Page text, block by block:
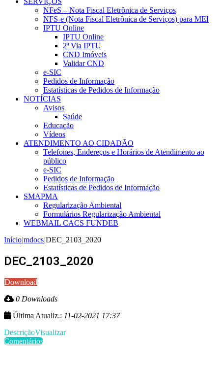
NFeS – Nota Fiscal Eletrônica de Serviços
NFS-e (Nota Fiscal Eletrônica de Serviços) para MEI
IPTU Online
IPTU Online
2ª Via IPTU
CND Imóveis
Validar CND
e-SIC
Pedidos de Informação
Estatísticas de Pedidos de Informação
NOTÍCIAS
Avisos
Saúde
Educação
Vídeos
ATENDIMENTO AO CIDADÃO
Telefones, Endereços e Horários de Atendimento ao
público
e-SIC
Pedidos de Informação
Estatísticas de Pedidos de Informação
SMAPMA
Regularização Ambiental
Formulários Regularização Ambiental
WEBMAIL CACS FUNDEB
Início|mdocs|DEC_2103_2020
DEC_2103_2020
Download
0 Downloads
Última Atualiz.: 11-02-2021 17:37
DescriçãoVisualizar
Comentários